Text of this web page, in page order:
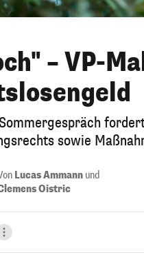
– VP-
sowie
Lucas Ammann und
Oistric